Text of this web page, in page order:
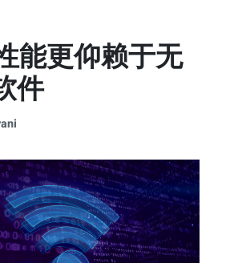
能更仰赖于无
件